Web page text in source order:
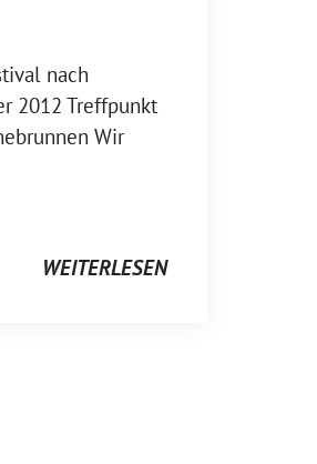
nach
2012 Treffpunkt
Wir
WEITERLESEN